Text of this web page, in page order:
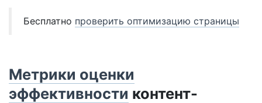
Бесплатно проверить оптимизацию страницы
Метрики оценки
эффективности контент-